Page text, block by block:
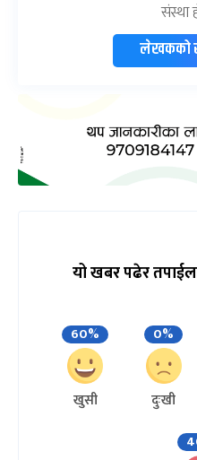
संस्था
लेखकको
यो खबर पढेर
60%
खुसी
0%
दुःखी